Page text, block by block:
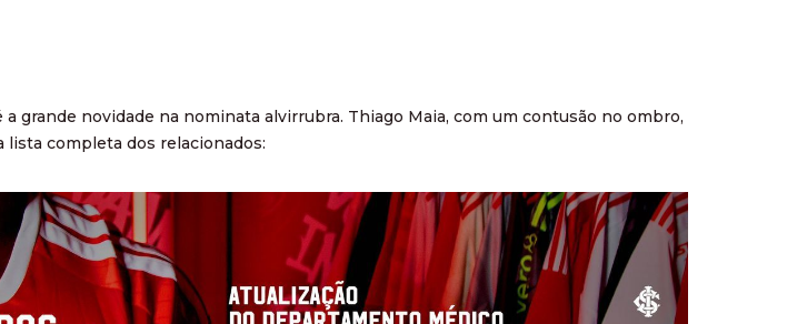
grande novidade na nominata alvirrubra. Thiago Maia, com um contusão no ombro,
lista completa dos relacionados: